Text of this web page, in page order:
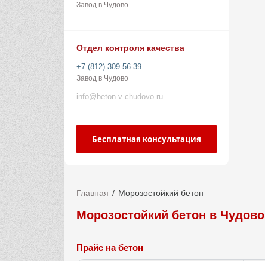
Завод в Чудово
Отдел контроля качества
+7 (812) 309-56-39
Завод в Чудово
info@beton-v-chudovo.ru
Бесплатная консультация
Главная Морозостойкий бетон
Морозостойкий бетон в Чудово
Прайс на бетон